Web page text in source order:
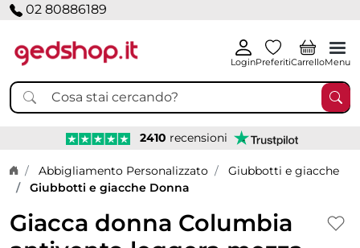
02 80886189
LoginPreferitiCarrelloMenu
2410 recensioni
Home page
Abbigliamento Personalizzato
Giubbotti e giacche
Giubbotti e giacche Donna
Giacca donna Columbia